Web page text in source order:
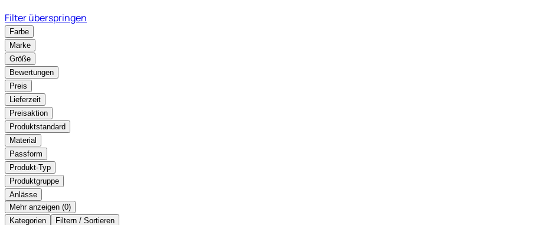
Filter überspringen
Farbe
Marke
Größe
Bewertungen
Preis
Lieferzeit
Preisaktion
Produktstandard
Material
Passform
Produkt-Typ
Produktgruppe
Anlässe
Mehr anzeigen ( )
Kategorien
Filtern / Sortieren